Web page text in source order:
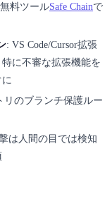
料ツールSafe Chainで
: VS Code/Cursor拡張
に不審な拡張機能を
リのブランチ保護ルー
は人間の目では検知